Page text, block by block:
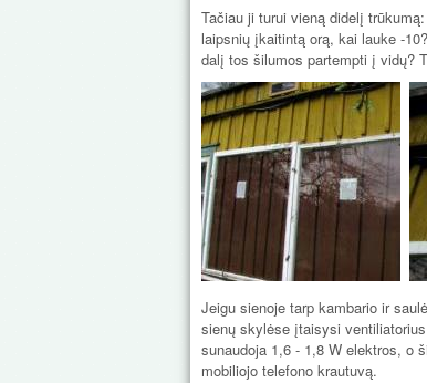
Tačiau ji turui vieną didelį
laipsnių įkaitintą orą, kai lauke -
dalį tos šilumos partempti į vidų?
Jeigu sienoje tarp kambario ir
sienų skylėse įtaisysi
sunaudoja 1,6 - 1,8 W elektros, o
mobiliojo telefono krautuvą.